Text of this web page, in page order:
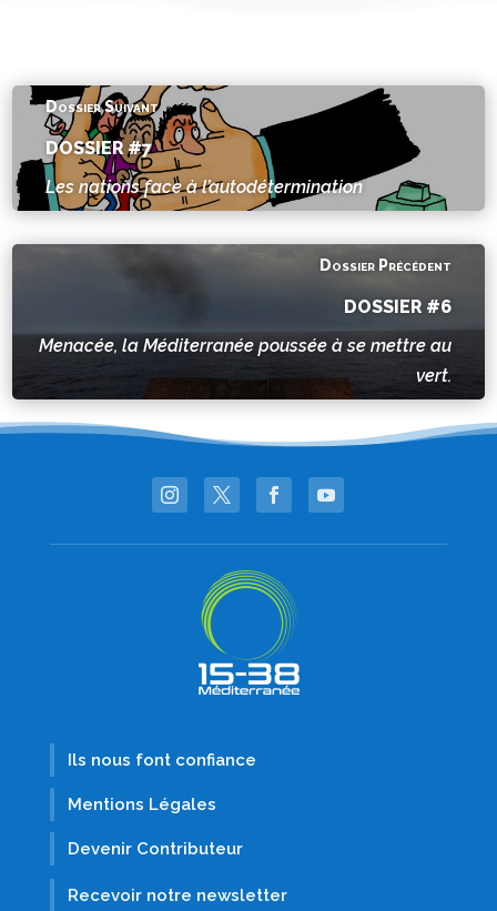
Dossier Suivant
DOSSIER #7
Les nations face à l’autodétermination
Dossier Précédent
DOSSIER #6
Menacée, la Méditerranée poussée à se mettre au
vert.
Ils nous font confiance
Mentions Légales
Devenir Contributeur
Recevoir notre newsletter